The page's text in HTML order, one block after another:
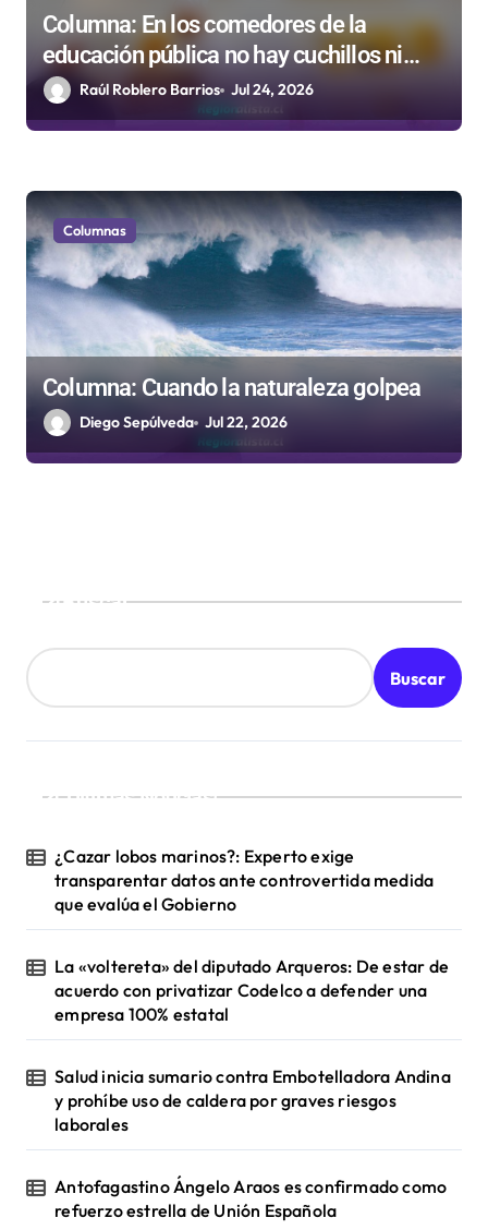
Columna: En los comedores de la
educación pública no hay cuchillos ni
tenedores
Raúl Roblero Barrios Jul 24, 2026
Columnas
Columna: Cuando la naturaleza golpea
Diego Sepúlveda Jul 22, 2026
Buscar
Buscar
¡Ultimas Noticias!
¿Cazar lobos marinos?: Experto exige
transparentar datos ante controvertida medida
que evalúa el Gobierno
La «voltereta» del diputado Arqueros: De estar de
acuerdo con privatizar Codelco a defender una
empresa 100% estatal
Salud inicia sumario contra Embotelladora Andina
y prohíbe uso de caldera por graves riesgos
laborales
Antofagastino Ángelo Araos es confirmado como
refuerzo estrella de Unión Española